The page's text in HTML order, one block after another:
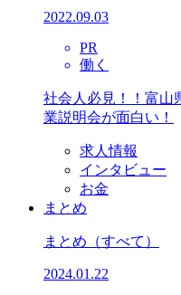
2022.09.03
PR
働く
社会人必見！！富山
業説明会が面白い！
求人情報
インタビュー
お金
まとめ
まとめ （すべて）
2024.01.22